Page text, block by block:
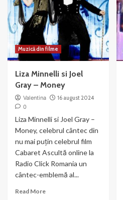
Muzică din filme
Liza Minnelli si Joel
Gray – Money
Valentina
16 august 2024
0
Liza Minnelli si Joel Gray –
Money, celebrul cântec din
nu mai puțin celebrul film
Cabaret Ascultă online la
Radio Click Romania un
cântec-emblemă al...
Read MoreRead